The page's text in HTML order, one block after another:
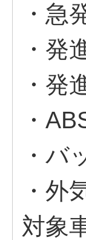
・急
・発
・発
・
・バ
・外
対象